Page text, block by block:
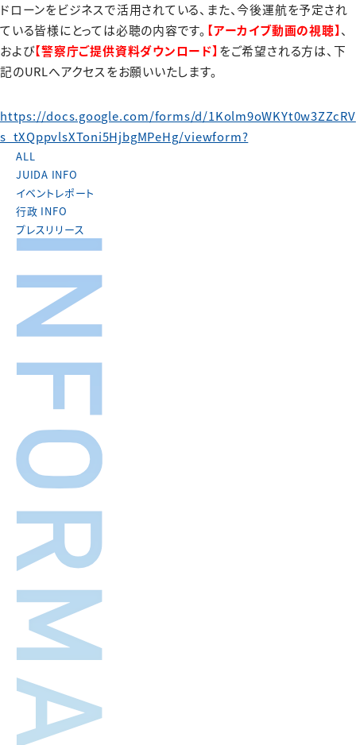
ドローンをビジネスで活用されている、また、今後運航を予定され
ている皆様にとっては必聴の内容です。 【アーカイブ動画の視聴】、
および【警察庁ご提供資料ダウンロード】 をご希望される方は、下
記のURLへアクセスをお願いいたします。
https://docs.google.com/forms/d/1Kolm9oWKYt0w3ZZcRV
s_tXQppvlsXToni5HjbgMPeHg/viewform?
ALL
JUIDA INFO
イベントレポート
行政 INFO
プレスリリース